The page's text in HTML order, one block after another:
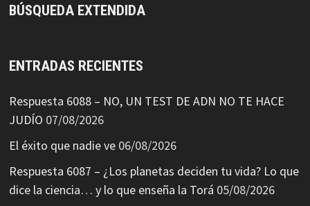
BÚSQUEDA EXTENDIDA
ENTRADAS RECIENTES
Respuesta 6088 – NO, UN TEST DE ADN NO TE HACE
JUDÍO 07/08/2026
El éxito que nadie ve 06/08/2026
Respuesta 6087 – ¿Los planetas deciden tu vida? Lo que
dice la ciencia… y lo que enseña la Torá 05/08/2026